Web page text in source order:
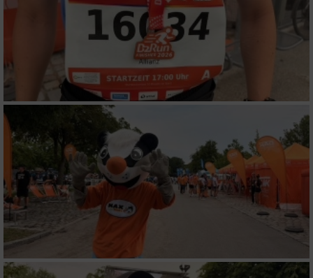
Erstellung von Profilen zur Personalisierung
Verwendung von Profilen zur Auswahl
personalisierter Inhalte
Messung der Werbeleistung
Messung der Performance von Inhalten
Analyse von Zielgruppen durch Statistiken
oder Kombinationen von Daten aus
verschiedenen Quellen